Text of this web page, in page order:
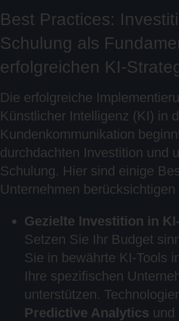
Best Practices:
Schulung als
erfolgreichen KI-
Die erfolgreiche
Künstlicher Intelligenz (KI) in
Kundenkommunikation
durchdachten Investition und
Schulung. Hier sind einige
Unternehmen berücksichtigen
Gezielte Investition in
Setzen Sie Ihr Budget
Sie in bewährte KI-Tools
Ihre spezifischen
unterstützen.
Predictive Analytics und